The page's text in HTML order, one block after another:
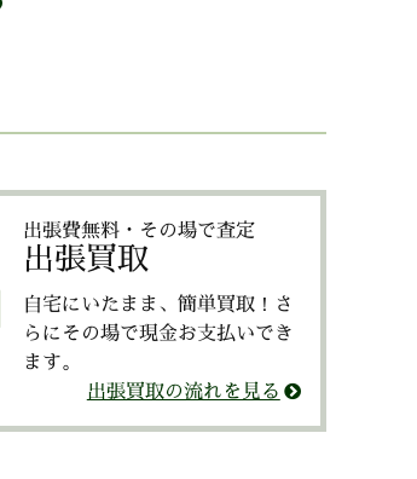
出張費無料・その場で査定
出張買取
自宅にいたまま、簡単買取！さ
らにその場で現金お支払いでき
ます。
出張買取の流れを見る